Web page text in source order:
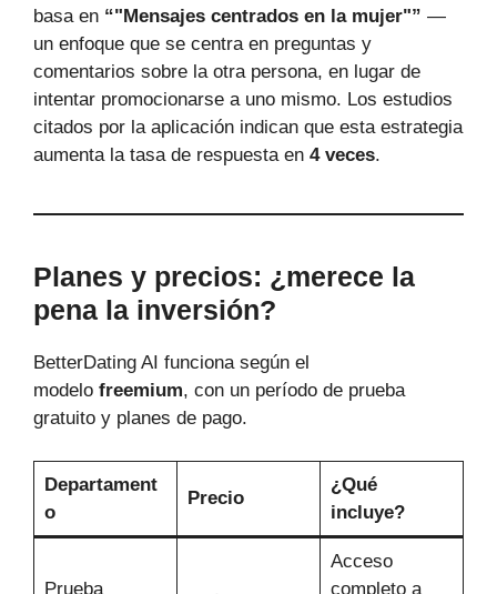
basa en “"Mensajes centrados en la mujer"” —
un enfoque que se centra en preguntas y
comentarios sobre la otra persona, en lugar de
intentar promocionarse a uno mismo. Los estudios
citados por la aplicación indican que esta estrategia
aumenta la tasa de respuesta en 4 veces.
Planes y precios: ¿merece la
pena la inversión?
BetterDating AI funciona según el
modelo freemium, con un período de prueba
gratuito y planes de pago.
Departament
o
Precio
¿Qué
incluye?
Prueba
Acceso
completo a